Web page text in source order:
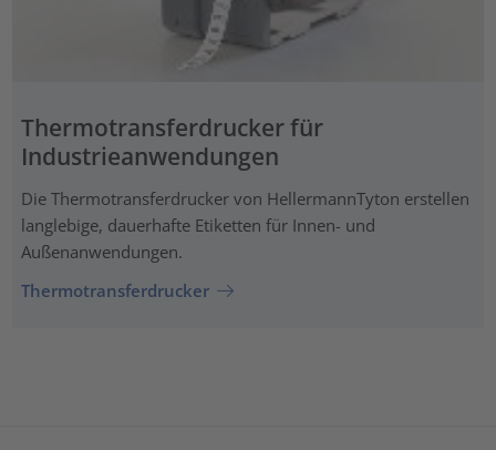
Thermotransferdrucker für
Industrieanwendungen
Die Thermotransferdrucker von HellermannTyton erstellen
langlebige, dauerhafte Etiketten für Innen- und
Außenanwendungen.
Thermotransferdrucker